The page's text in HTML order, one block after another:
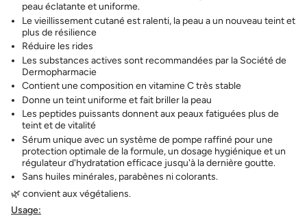
peau éclatante et uniforme.
Le vieillissement cutané est ralenti, la peau a un nouveau teint et
plus de résilience
Réduire les rides
Les substances actives sont recommandées par la Société de
Dermopharmacie
Contient une composition en vitamine C très stable
Donne un teint uniforme et fait briller la peau
Les peptides puissants donnent aux peaux fatiguées plus de
teint et de vitalité
Sérum unique avec un système de pompe raffiné pour une
protection optimale de la formule, un dosage hygiénique et un
régulateur d'hydratation efficace jusqu'à la dernière goutte.
Sans huiles minérales, parabènes ni colorants.
🌿 convient aux végétaliens.
Usage: